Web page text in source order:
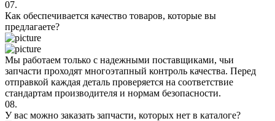
07.
Как обеспечивается качество товаров, которые вы
предлагаете?
Мы работаем только с надежными поставщиками, чьи
запчасти проходят многоэтапный контроль качества. Перед
отправкой каждая деталь проверяется на соответствие
стандартам производителя и нормам безопасности.
08.
У вас можно заказать запчасти, которых нет в каталоге?